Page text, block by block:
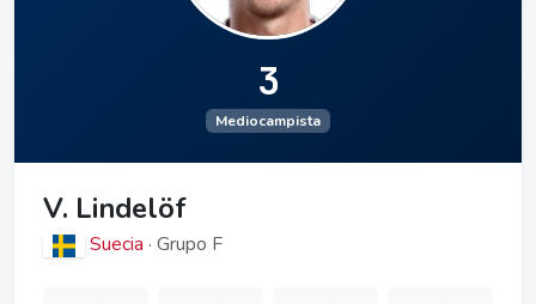
3
Mediocampista
V. Lindelöf
Suecia · Grupo F